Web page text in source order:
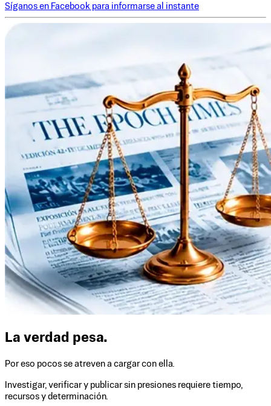
Síganos en Facebook para informarse al instante
La verdad pesa.
Por eso pocos se atreven a cargar con ella.
Investigar, verificar y publicar sin presiones requiere tiempo,
recursos y determinación.